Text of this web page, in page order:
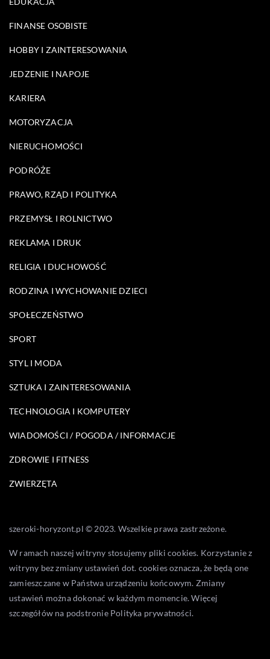
FINANSE OSOBISTE
HOBBY I ZAINTERESOWANIA
JEDZENIE I NAPOJE
KARIERA
MOTORYZACJA
NIERUCHOMOŚCI
PODRÓŻE
PRAWO, RZĄD I POLITYKA
PRZEMYSŁ I ROLNICTWO
REKLAMA I DRUK
RELIGIA I DUCHOWOŚĆ
RODZINA I WYCHOWANIE DZIECI
SPOŁECZEŃSTWO
SPORT
STYL I MODA
SZTUKA I ZAINTERESOWANIA
TECHNOLOGIA I KOMPUTERY
WIADOMOŚCI / POGODA / INFORMACJE
ZDROWIE I FITNESS
ZWIERZĘTA
szeroki-horyzont.pl © 2023. Wszelkie prawa zastrzeżone.
W ramach naszej witryny stosujemy pliki cookies. Korzystanie z
witryny bez zmiany ustawień dot. cookies oznacza, że będą one
zamieszczane w Państwa urządzeniu końcowym. Zmiany
ustawień można dokonać w każdym momencie. Więcej
szczegółów na podstronie Polityka prywatności.